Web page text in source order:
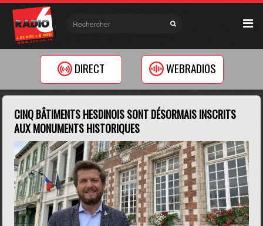
DIRECT WEBRADIOS
CINQ BÂTIMENTS HESDINOIS SONT DÉSORMAIS INSCRITS
AUX MONUMENTS HISTORIQUES